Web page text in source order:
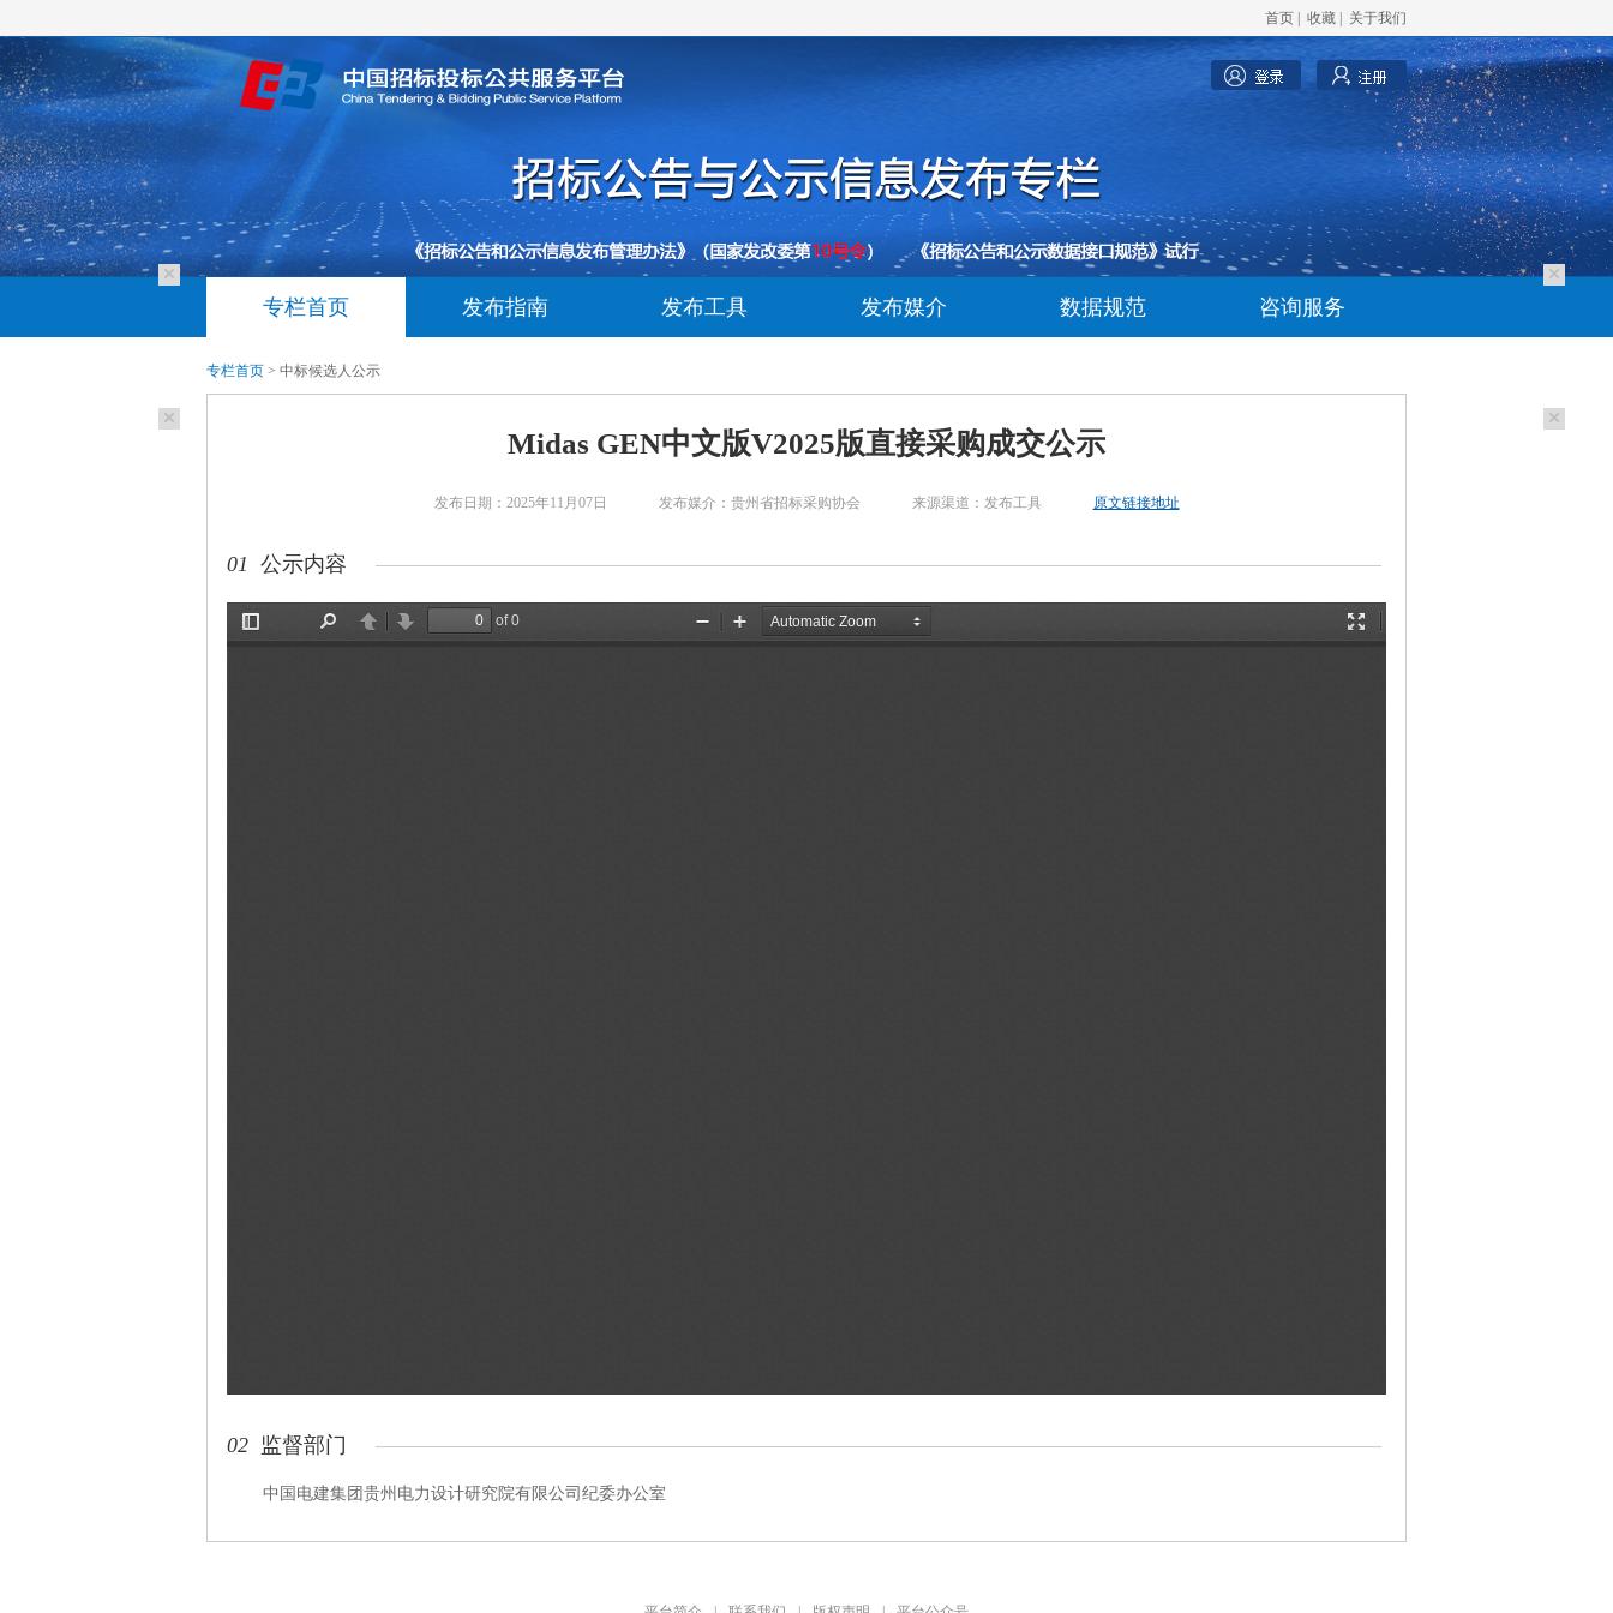
首页 收藏 关于我们
专栏首页 发布指南 发布工具 发布媒介 数据规范 咨询服务
专栏首页 > 中标候选人公示
Midas GEN中文版V2025版直接采购成交公示
发布日期：2025年11月07日 发布媒介：贵州省招标采购协会 来源渠道：发布工具 原文链接地址
01 公示内容
02 监督部门
中国电建集团贵州电力设计研究院有限公司纪委办公室